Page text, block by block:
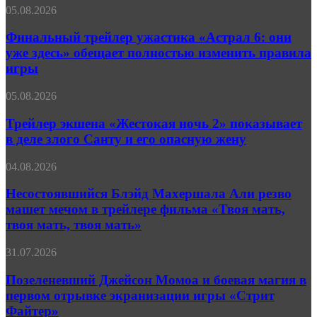
девиантами
трейлере
«Праймтайма»
Финальный
ужастика
6:
они
здесь»
полностью
изменить
правила
игры
05.08.2026
Финальный трейлер ужастика «Астрал 6: они
уже здесь» обещает полностью изменить правила
игры
Трейлер
«Жестокая
ночь 2»
показывает
деле
Санту
и
его
жену
05.08.2026
Трейлер экшена «Жестокая ночь 2» показывает
в деле злого Санту и его опасную жену
Несостоявшийся
Махершала
резво
машет
в
фильма
«Твоя
мать,
04.08.2026
Несостоявшийся Блэйд Махершала Али резво
машет мечом в трейлере фильма «Твоя мать,
твоя мать, твоя мать»
Позеленевший
Момоа
и
боевая
31.07.2026
Позеленевший Джейсон Момоа и боевая магия в
первом отрывке экранизации игры «Стрит
Файтер»